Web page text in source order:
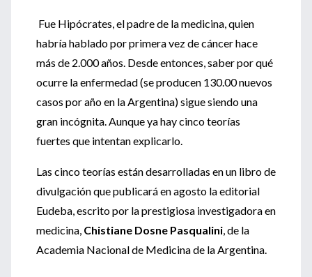
Fue Hipócrates, el padre de la medicina, quien
habría hablado por primera vez de cáncer hace
más de 2.000 años. Desde entonces, saber por qué
ocurre la enfermedad (se producen 130.00 nuevos
casos por año en la Argentina) sigue siendo una
gran incógnita. Aunque ya hay cinco teorías
fuertes que intentan explicarlo.
Las cinco teorías están desarrolladas en un libro de
divulgación que publicará en agosto la editorial
Eudeba, escrito por la prestigiosa investigadora en
medicina, Chistiane Dosne Pasqualini, de la
Academia Nacional de Medicina de la Argentina.